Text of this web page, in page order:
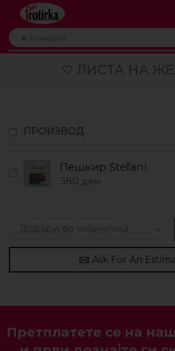
🔥 Бањарки
ПРОИЗВОД
Пешкир Stefani
380 ден
Ask For An
Претплатете се на